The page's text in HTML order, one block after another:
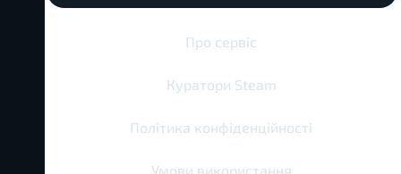
Про сервіс
Куратори Steam
Політика конфіденційності
Умови використання